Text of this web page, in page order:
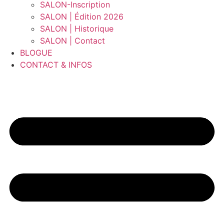
SALON-Inscription
SALON | Édition 2026
SALON | Historique
SALON | Contact
BLOGUE
CONTACT & INFOS